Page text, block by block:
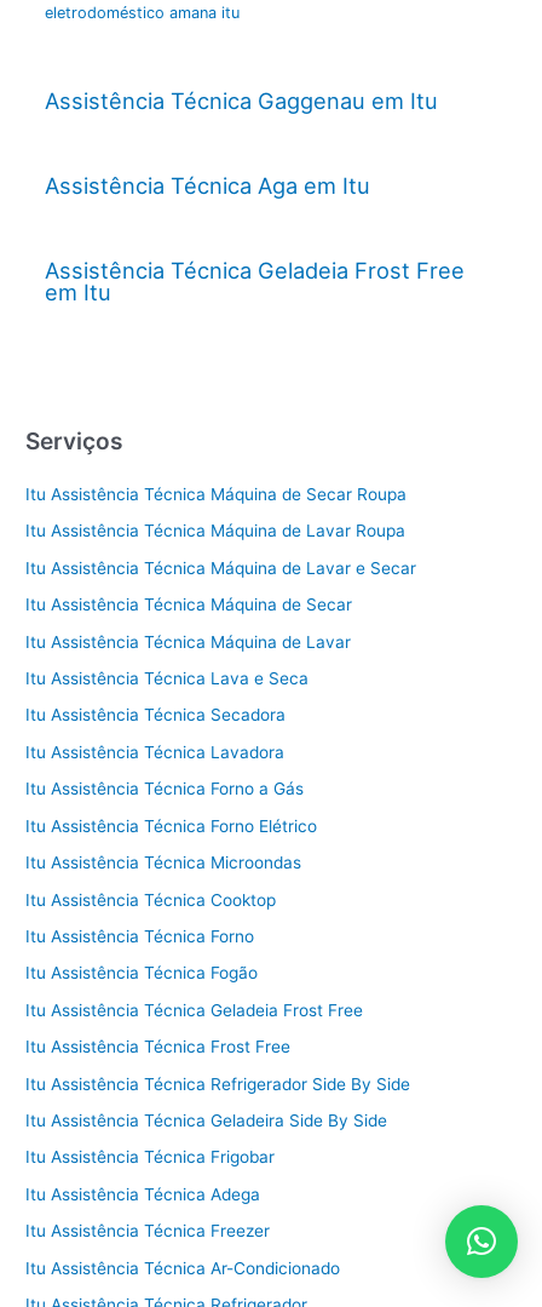
eletrodoméstico amana itu
Assistência Técnica Gaggenau em Itu
Assistência Técnica Aga em Itu
Assistência Técnica Geladeia Frost Free
em Itu
Serviços
Itu Assistência Técnica Máquina de Secar Roupa
Itu Assistência Técnica Máquina de Lavar Roupa
Itu Assistência Técnica Máquina de Lavar e Secar
Itu Assistência Técnica Máquina de Secar
Itu Assistência Técnica Máquina de Lavar
Itu Assistência Técnica Lava e Seca
Itu Assistência Técnica Secadora
Itu Assistência Técnica Lavadora
Itu Assistência Técnica Forno a Gás
Itu Assistência Técnica Forno Elétrico
Itu Assistência Técnica Microondas
Itu Assistência Técnica Cooktop
Itu Assistência Técnica Forno
Itu Assistência Técnica Fogão
Itu Assistência Técnica Geladeia Frost Free
Itu Assistência Técnica Frost Free
Itu Assistência Técnica Refrigerador Side By Side
Itu Assistência Técnica Geladeira Side By Side
Itu Assistência Técnica Frigobar
Itu Assistência Técnica Adega
Itu Assistência Técnica Freezer
Itu Assistência Técnica Ar-Condicionado